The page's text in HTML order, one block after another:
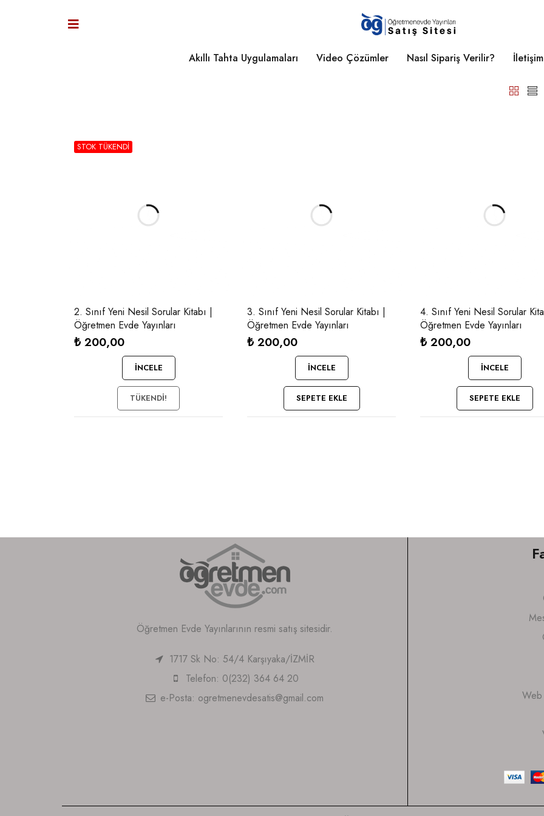
Akıllı Tahta Uygulamaları Video Çözümler Nasıl Sipariş Verilir? İletişim
STOK TÜKENDI
2. Sınıf Yeni Nesil Sorular Kitabı |
Öğretmen Evde Yayınları
₺ 200,00
İNCELE
TÜKENDI!
3. Sınıf Yeni Nesil Sorular Kitabı |
Öğretmen Evde Yayınları
₺ 200,00
İNCELE
SEPETE EKLE
4. Sınıf Yeni Nesil Sorular
Öğretmen Evde Yayınları
₺ 200,00
İNCELE
SEPETE EKLE
Öğretmen Evde Yayınlarının resmi satış sitesidir.
1717 Sk No: 54/4 Karşıyaka/İZMİR
Telefon: 0(232) 364 64 20
e-Posta: ogretmenevdesatis@gmail.com Web